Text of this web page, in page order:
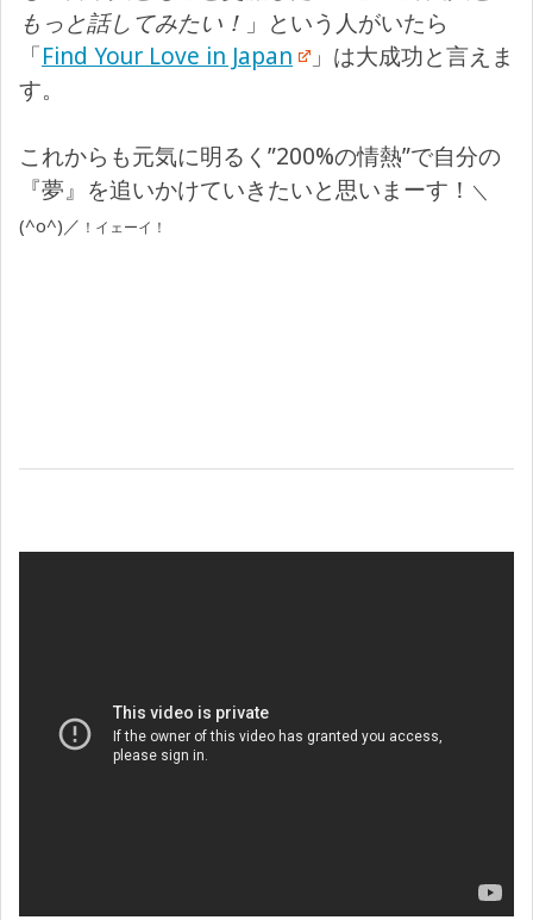
もっと話してみたい！ 」という人がいたら
「Find Your Love in Japan
」は大成功と言えま
す。
これからも元気に明るく”200%の情熱”で自分の
『夢』を追いかけていきたいと思いまーす！ ＼
(^o^)／ ！イェーイ！